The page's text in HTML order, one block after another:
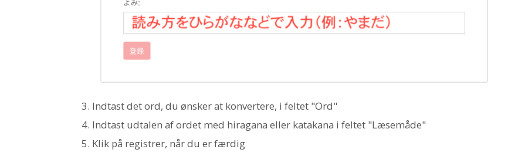
Indtast det ord, du ønsker at konvertere, i feltet "Ord"
Indtast udtalen af ordet med hiragana eller katakana i feltet "Læsemåde"
Klik på registrer, når du er færdig